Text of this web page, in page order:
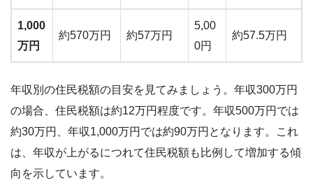
1,000
万円
約570万円 約57万円
5,00
0円
約57.5万円
年収別の住民税額の目安を見てみましょう。年収300万円
の場合、住民税額は約12万円程度です。年収500万円では
約30万円、年収1,000万円では約90万円となります。これ
は、年収が上がるにつれて住民税額も比例して増加する傾
向を示しています。